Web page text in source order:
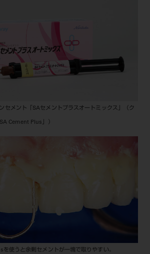
セメント「SAセメントプラスオートミックス」（ク
Cement Plus」）
使うと余剰セメントが一塊で取りやすい。